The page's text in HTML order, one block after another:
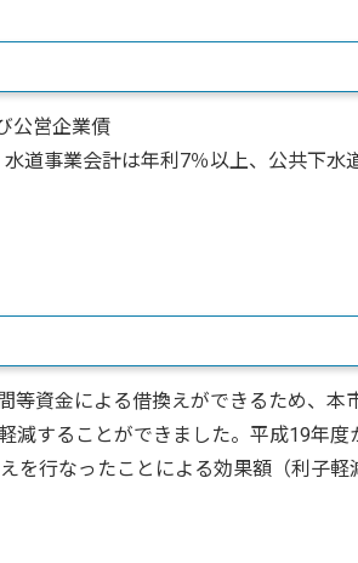
公営企業債
道事業会計は年利7％以上、公共下水
資金による借換えができるため、本
減することができました。平成19年度
行なったことによる効果額（利子軽